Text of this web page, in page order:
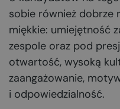
sobie również dobrze
miękkie: umiejętność
zespole oraz pod
otwartość, wysoką
zaangażowanie,
i odpowiedzialność.